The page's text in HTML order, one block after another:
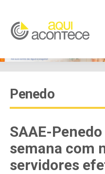
Penedo
SAAE-
semana com
servidores